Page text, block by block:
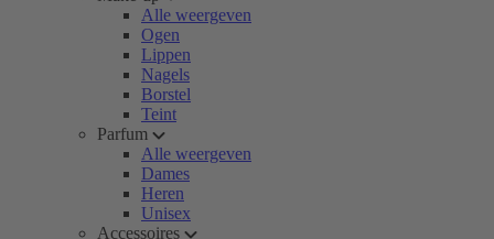
Alle weergeven
Ogen
Lippen
Nagels
Borstel
Teint
Parfum
Alle weergeven
Dames
Heren
Unisex
Accessoires